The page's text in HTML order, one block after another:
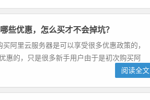
些优惠，怎么买才不会掉坑？
阿里云服务器是可以享受很多优惠政策的，
惠的，只是很多新手用户由于是初次购买阿
阅读全文